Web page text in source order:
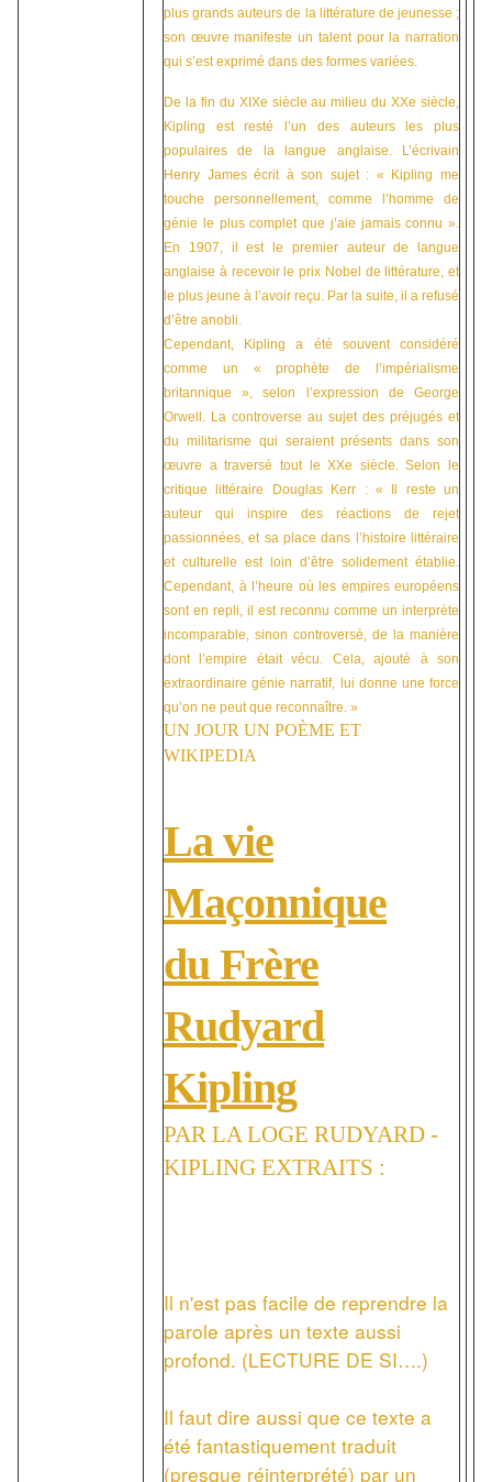
plus grands auteurs de la littérature de jeunesse ;
son œuvre manifeste un talent pour la narration
qui s’est exprimé dans des formes variées.
De la fin du XIXe siècle au milieu du XXe siècle,
Kipling est resté l’un des auteurs les plus
populaires de la langue anglaise. L’écrivain
Henry James écrit à son sujet : « Kipling me
touche personnellement, comme l’homme de
génie le plus complet que j’aie jamais connu ».
En 1907, il est le premier auteur de langue
anglaise à recevoir le prix Nobel de littérature, et
le plus jeune à l’avoir reçu. Par la suite, il a refusé
d’être anobli.
Cependant, Kipling a été souvent considéré
comme un « prophète de l’impérialisme
britannique », selon l’expression de George
Orwell. La controverse au sujet des préjugés et
du militarisme qui seraient présents dans son
œuvre a traversé tout le XXe siècle. Selon le
critique littéraire Douglas Kerr : « Il reste un
auteur qui inspire des réactions de rejet
passionnées, et sa place dans l’histoire littéraire
et culturelle est loin d’être solidement établie.
Cependant, à l’heure où les empires européens
sont en repli, il est reconnu comme un interprète
incomparable, sinon controversé, de la manière
dont l’empire était vécu. Cela, ajouté à son
extraordinaire génie narratif, lui donne une force
qu’on ne peut que reconnaître. »
UN JOUR UN POÈME ET
WIKIPEDIA
La vie
Maçonnique
du Frère
Rudyard
Kipling
PAR LA LOGE RUDYARD -
KIPLING EXTRAITS :
Il n'est pas facile de reprendre la
parole après un texte aussi
profond. (LECTURE DE SI….)
Il faut dire aussi que ce texte a
été fantastiquement traduit
(presque réinterprété) par un